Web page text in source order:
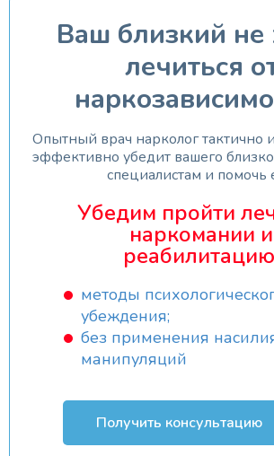
Ваш близкий не
лечиться
Опытный врач нарколог тактично
эффективно убедит вашего
специалистам и помочь
Убедим пройти
наркомании и
методы
убеждения;
без применения
манипуляций
Получить консультацию